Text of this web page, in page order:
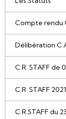
Compte rendu
Délibération
C.R. STAFF de
C.R. STAFF
C.R.STAFF du